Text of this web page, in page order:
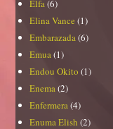
Elfa(6)
Elina Vance (1)
Embarazada(6)
Emua(1)
Endou Okito (1)
Enema(2)
Enfermera(4)
Enuma Elish (2)